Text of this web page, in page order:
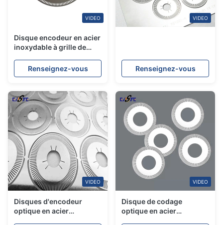
VIDEO
Disque encodeur en acier
inoxydable à grille de
Renseignez-vous
VIDEO
Renseignez-vous
VIDEO
Disques d'encodeur
optique en acier
VIDEO
Disque de codage
optique en acier